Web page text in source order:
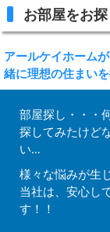
お部屋をお
アールケイホーム
緒に理想の住まいを
部屋探し・・・
探してみたけど
い…
様々な悩みが生
当社は、安心し
す！！